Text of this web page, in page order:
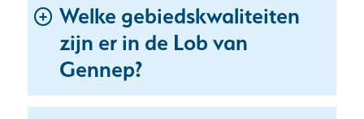
Welke gebiedskwaliteiten
zijn er in de Lob van
Gennep?